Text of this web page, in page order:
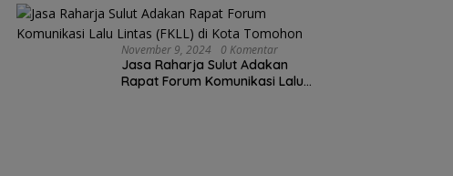
Schramm
November 9, 2024 0 Komentar
Jasa Raharja Sulut Adakan
Rapat Forum Komunikasi Lalu